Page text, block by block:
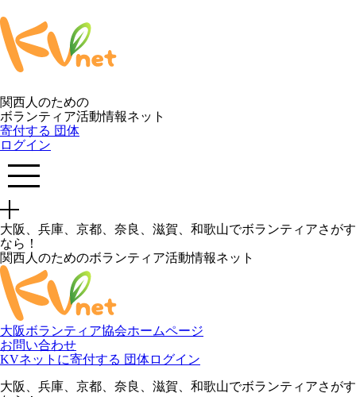
関西人のための
ボランティア活動情報ネット
寄付する 団体
ログイン
大阪、兵庫、京都、奈良、滋賀、和歌山でボランティアさがす
なら！
関西人のためのボランティア活動情報ネット
大阪ボランティア協会ホームページ
お問い合わせ
KVネットに寄付する 団体ログイン
大阪、兵庫、京都、奈良、滋賀、和歌山でボランティアさがす